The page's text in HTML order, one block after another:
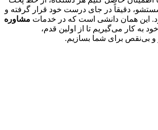
دقیقاً در جای درست خود قرار گرفته و
این همان دانشی است که در خدمات مشاوره
خود به کار می‌گیریم تا از اولین قدم،
و بی‌نقص برای شما بسازیم.